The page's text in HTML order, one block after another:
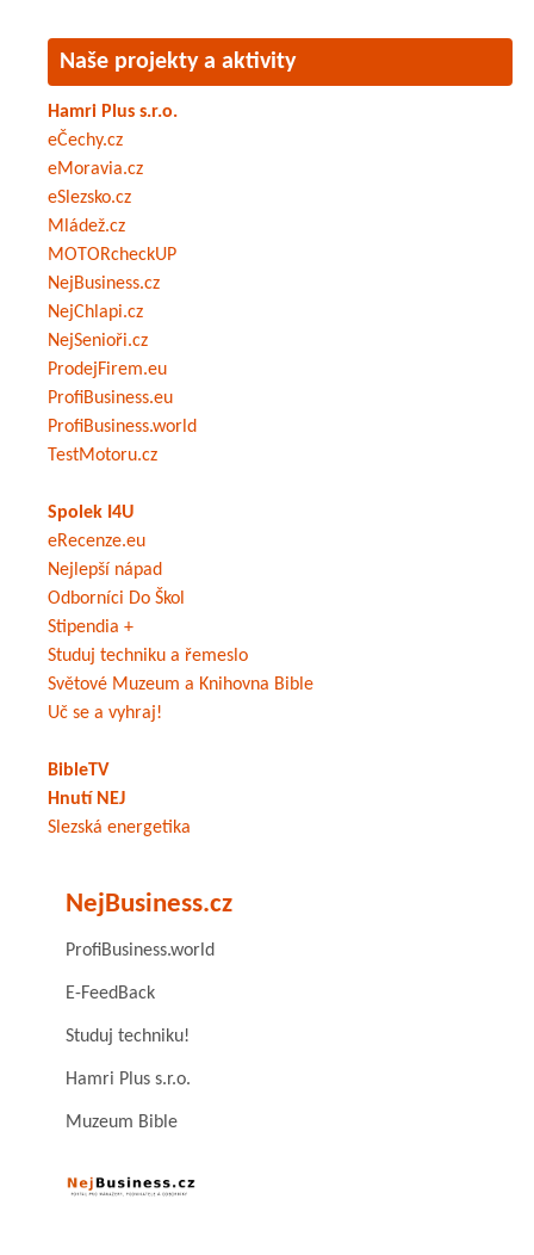
Naše projekty a aktivity
Hamri Plus s.r.o.
eČechy.cz
eMoravia.cz
eSlezsko.cz
Mládež.cz
MOTORcheckUP
NejBusiness.cz
NejChlapi.cz
NejSenioři.cz
ProdejFirem.eu
ProfiBusiness.eu
ProfiBusiness.world
TestMotoru.cz
Spolek I4U
eRecenze.eu
Nejlepší nápad
Odborníci Do Škol
Stipendia +
Studuj techniku a řemeslo
Světové Muzeum a Knihovna Bible
Uč se a vyhraj!
BibleTV
Hnutí NEJ
Slezská energetika
NejBusiness.cz
ProfiBusiness.world
E-FeedBack
Studuj techniku!
Hamri Plus s.r.o.
Muzeum Bible